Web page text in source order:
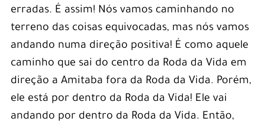
erradas. É assim! Nós vamos caminhando no
terreno das coisas equivocadas, mas nós vamos
andando numa direção positiva! É como aquele
caminho que sai do centro da Roda da Vida em
direção a Amitaba fora da Roda da Vida. Porém,
ele está por dentro da Roda da Vida! Ele vai
andando por dentro da Roda da Vida. Então,